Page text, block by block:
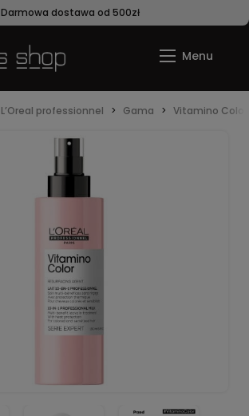
Darmowa dostawa od 500zł
L’Oreal professionnel Gama Vitamino Color